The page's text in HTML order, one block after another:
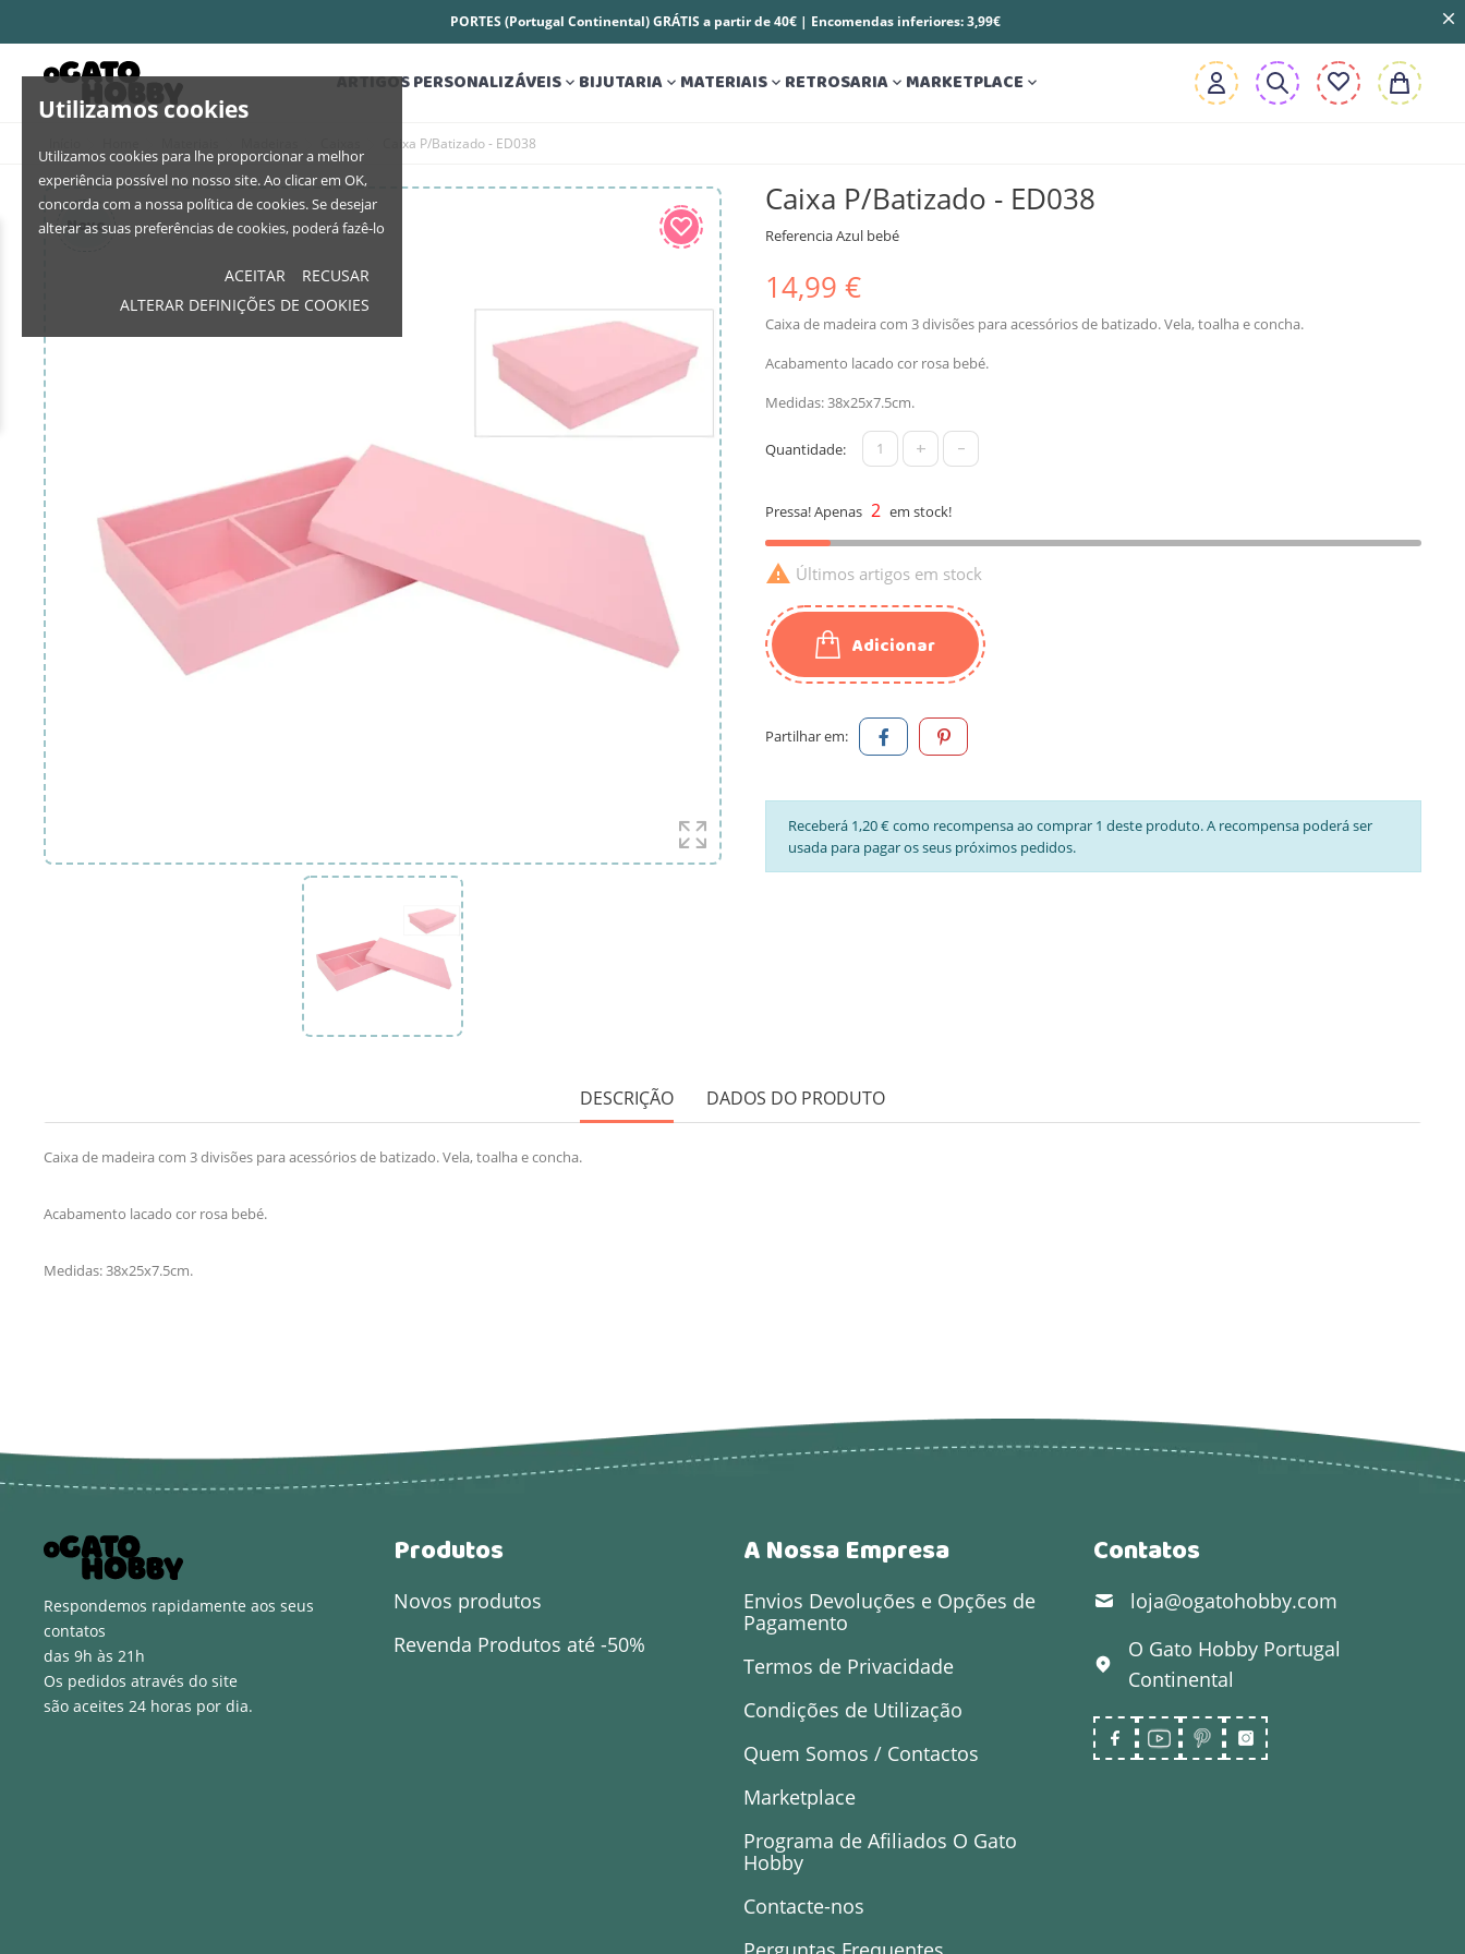
Utilizamos cookies
Utilizamos cookies para lhe proporcionar a melhor
experiência possível no nosso site. Ao clicar em OK,
concorda com a nossa política de cookies. Se desejar
alterar as suas preferências de cookies, poderá fazê-lo
ACEITAR
RECUSAR
ALTERAR DEFINIÇÕES DE COOKIES
PORTES (Portugal Continental) GRÁTIS a partir de 40€ | Encomendas inferiores: 3,99€
ARTIGOS PERSONALIZÁVEIS BIJUTARIA MATERIAIS RETROSARIA MARKETPLACE 
Caixa P/Batizado - ED038
Novo
Caixa P/Batizado - ED038
ReferenciaAzul bebé
14,99 €
Caixa de madeira com 3 divisões para acessórios de batizado. Vela, toalha e concha.
Acabamento lacado cor rosa bebé.
Medidas: 38x25x7.5cm.
Quantidade: + -
Pressa! Apenas 2 em stock!
 Últimos artigos em stock
Adicionar
Partilhar em:
Receberá 1,20 € como recompensa ao comprar 1 deste produto. A recompensa poderá ser
usada para pagar os seus próximos pedidos.
DESCRIÇÃO DADOS DO PRODUTO
Caixa de madeira com 3 divisões para acessórios de batizado. Vela, toalha e concha.
Acabamento lacado cor rosa bebé.
Medidas: 38x25x7.5cm.
Respondemos rapidamente aos seus
contatos
das 9h às 21h
Os pedidos através do site
são aceites 24 horas por dia.
Produtos
Novos produtos
Revenda Produtos até -50%
A Nossa Empresa
Envios Devoluções e Opções de
Pagamento
Termos de Privacidade
Condições de Utilização
Quem Somos / Contactos
Marketplace
Programa de Afiliados O Gato
Hobby
Contacte-nos
Contatos
loja@ogatohobby.com
O Gato Hobby Portugal
Continental